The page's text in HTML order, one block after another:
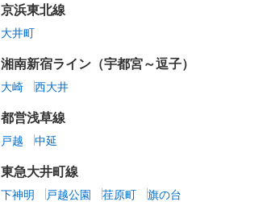
京浜東北線
大井町
湘南新宿ライン（宇都宮～逗子）
大崎 西大井
都営浅草線
戸越 中延
東急大井町線
下神明 戸越公園 荏原町 旗の台